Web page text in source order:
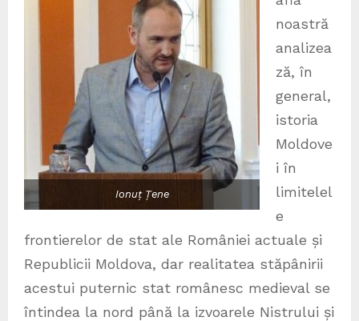
Ionuț Țene
noastră
analizea
ză, în
general,
istoria
Moldove
i în
limitelel
e
frontierelor de stat ale României actuale și
Republicii Moldova, dar realitatea stăpânirii
acestui puternic stat românesc medieval se
întindea la nord până la izvoarele Nistrului și